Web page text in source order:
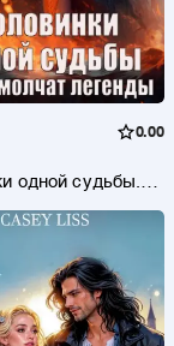
0.00
одной судьбы.